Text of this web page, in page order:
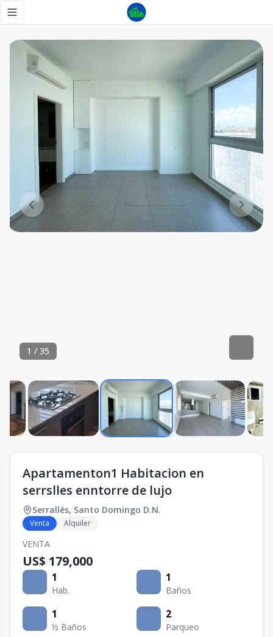
Toggle navigation menu
1 / 35
Apartamenton1 Habitacion en
serrslles enntorre de lujo
Serrallés, Santo Domingo D.N.
Venta Alquiler
VENTA
US$ 179,000
1
Hab.
1
Baños
1
½ Baños
2
Parqueo
Apartamenton1 Habitacion en serrslles enntorre de lujo -